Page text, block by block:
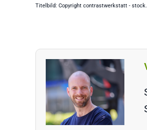
Titelbild: Copyright contrastwerkstatt -